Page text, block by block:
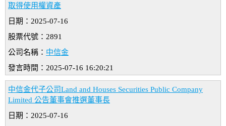
取得使用權資產
日期：2025-07-16
股票代號：2891
公司名稱： 中信金
發言時間：2025-07-16 16:20:21
中信金代子公司Land and Houses Securities Public Company
Limited 公告董事會推選董事長
日期：2025-07-16